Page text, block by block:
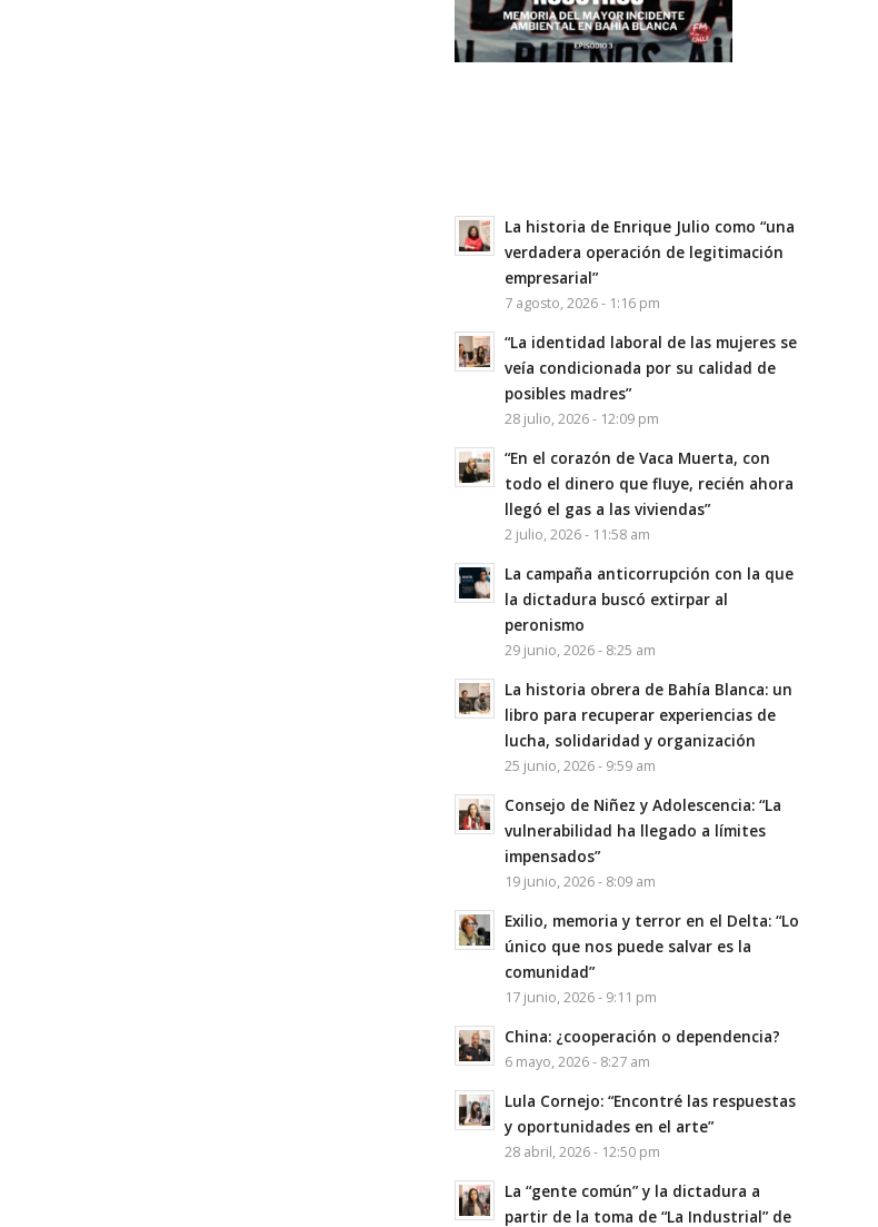
La historia de Enrique Julio como “una
verdadera operación de legitimación
empresarial”
7 agosto, 2026 - 1:16 pm
“La identidad laboral de las mujeres se
veía condicionada por su calidad de
posibles madres”
28 julio, 2026 - 12:09 pm
“En el corazón de Vaca Muerta, con
todo el dinero que fluye, recién ahora
llegó el gas a las viviendas”
2 julio, 2026 - 11:58 am
La campaña anticorrupción con la que
la dictadura buscó extirpar al
peronismo
29 junio, 2026 - 8:25 am
La historia obrera de Bahía Blanca: un
libro para recuperar experiencias de
lucha, solidaridad y organización
25 junio, 2026 - 9:59 am
Consejo de Niñez y Adolescencia: “La
vulnerabilidad ha llegado a límites
impensados”
19 junio, 2026 - 8:09 am
Exilio, memoria y terror en el Delta: “Lo
único que nos puede salvar es la
comunidad”
17 junio, 2026 - 9:11 pm
China: ¿cooperación o dependencia?
6 mayo, 2026 - 8:27 am
Lula Cornejo: “Encontré las respuestas
y oportunidades en el arte”
28 abril, 2026 - 12:50 pm
La “gente común” y la dictadura a
partir de la toma de “La Industrial” de